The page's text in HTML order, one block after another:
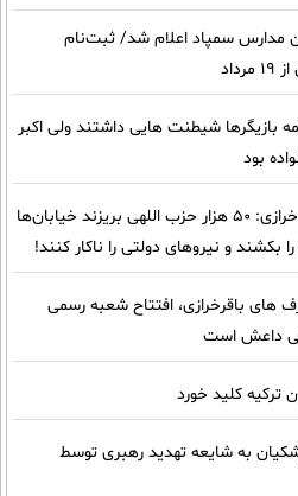
مدارس سمپاد اعلام شد/ ثبت‌نام
بازیگرها شیطنت هایی داشتند ولی اکبر
بود
از افاضات خرازی: ۵۰ هزار حزب اللهی بریزند خیابان‌ها
بکشند و نیرو‌های دولتی را ناکار کنند!
های باقرخرازی، افتتاح شعبه رسمی
داعش است
ترکیه کلید خورد
به شایعه تهدید رهبری توسط